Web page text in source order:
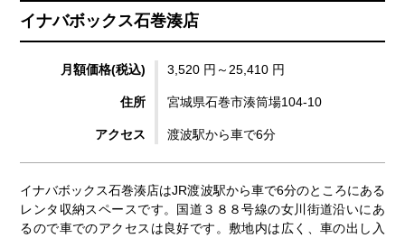
イナバボックス石巻湊店
月額価格(税込) 3,520 円～25,410 円
住所 宮城県石巻市湊筒場104-10
アクセス 渡波駅から車で6分
イナバボックス石巻湊店はJR渡波駅から車で6分のところにある
レンタ収納スペースです。国道３８８号線の女川街道沿いにあ
るので車でのアクセスは良好です。敷地内は広く、車の出し入